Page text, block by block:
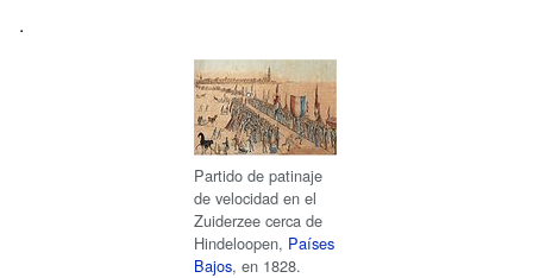
.
Partido de patinaje
de velocidad en el
Zuiderzee cerca de
Hindeloopen, Países
Bajos, en 1828.